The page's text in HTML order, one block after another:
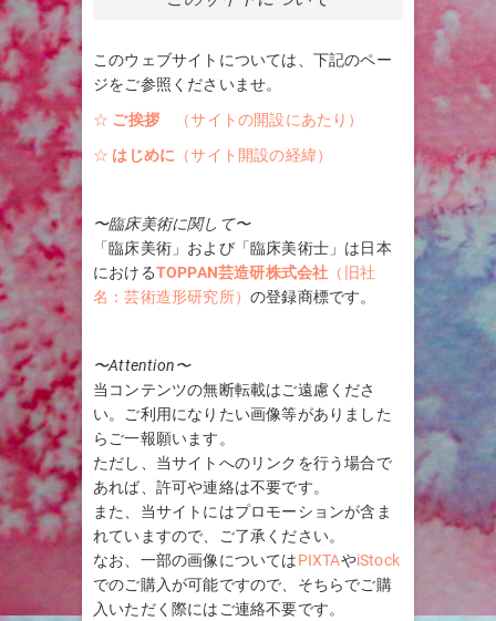
このウェブサイトについては、下記のペー
ジをご参照くださいませ。
☆ ご挨拶
（サイトの開設にあたり）
☆ はじめに （サイト開設の経緯）
〜臨床美術に関して〜
「臨床美術」および「臨床美術士」は日本
におけるTOPPAN芸造研株式会社 （旧社
名：芸術造形研究所） の登録商標です。
〜Attention〜
当コンテンツの無断転載はご遠慮くださ
い。ご利用になりたい画像等がありました
らご一報願います。
ただし、当サイトへのリンクを行う場合で
あれば、許可や連絡は不要です。
また、当サイトにはプロモーションが含ま
れていますので、ご了承ください。
なお、一部の画像についてはPIXTAやiStock
でのご購入が可能ですので、そちらでご購
入いただく際にはご連絡不要です。